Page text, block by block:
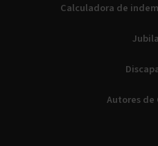
Calculadora de
Autores